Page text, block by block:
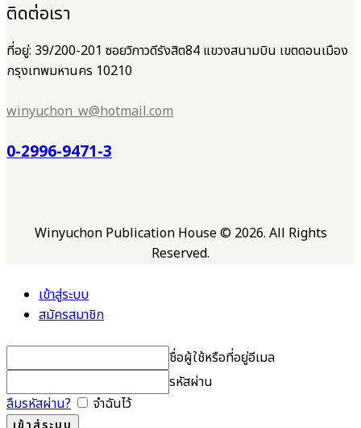
ติดต่อเรา
ที่อยู่: 39/200-201 ซอยวิภาวดีรังสิต84 แขวงสนามบิน เขตดอนเมือง
กรุงเทพมหานคร 10210
winyuchon_w@hotmail.com
0-2996-9471-3
Winyuchon Publication House © 2026. All Rights
Reserved.
เข้าสู่ระบบ
สมัครสมาชิก
ชื่อผู้ใช้หรือที่อยู่อีเมล
รหัสผ่าน
ลืมรหัสผ่าน?
จำฉันไว้